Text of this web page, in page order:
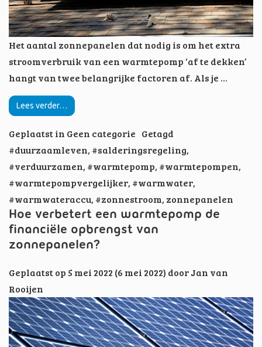
Het aantal zonnepanelen dat nodig is om het extra
stroomverbruik van een warmtepomp ‘af te dekken’
hangt van twee belangrijke factoren af. Als je …
Lees verder…
Geplaatst in Geen categorie Getagd
#duurzaamleven, #salderingsregeling,
#verduurzamen, #warmtepomp, #warmtepompen,
#warmtepompvergelijker, #warmwater,
#warmwateraccu, #zonnestroom, zonnepanelen
Hoe verbetert een warmtepomp de
financiële opbrengst van
zonnepanelen?
Geplaatst op5 mei 2022 (6 mei 2022) doorJan van
Rooijen